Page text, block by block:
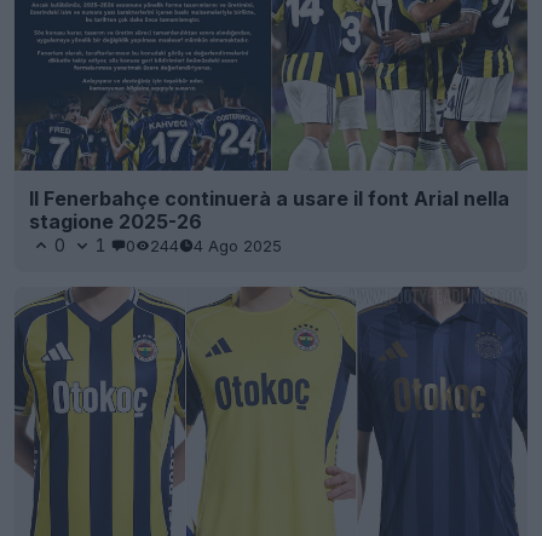
Il Fenerbahçe continuerà a usare il font Arial nella
stagione 2025-26
0 1 0 244 4 Ago 2025